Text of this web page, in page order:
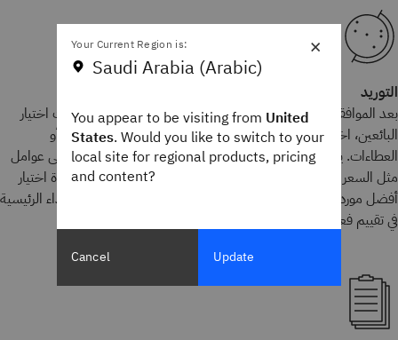
التوريد
بعد الموافقة، تبدأ مرحلة التوريد. تتضمن هذه الخطوة، من خطوات اختيار
البائعين، اختيار الموردين المناسبين والحصول على عروض الأسعار أو
العطاءات. يقوم فريق المشتريات بتقييم الموردين المحتملين بناءً على عوامل
مثل السعر والجودة ووقت التسليم والموثوقية. تضمن هذه الخطوة اختيار
أفضل مورد لتلبية احتياجات المنظمة. يمكن أن تساعد مؤشرات الأداء الرئيسية
في تقييم فعالية الموردين وأدائهم خلال هذه المرحلة.
×
Your Current Region is:
Saudi Arabia (Arabic)
You appear to be visiting from United
States. Would you like to switch to your
local site for regional products, pricing
and content?
Cancel Update